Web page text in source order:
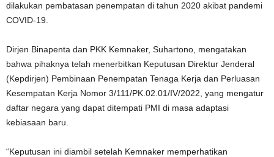
dilakukan pembatasan penempatan di tahun 2020 akibat pandemi
COVID-19.
Dirjen Binapenta dan PKK Kemnaker, Suhartono, mengatakan
bahwa pihaknya telah menerbitkan Keputusan Direktur Jenderal
(Kepdirjen) Pembinaan Penempatan Tenaga Kerja dan Perluasan
Kesempatan Kerja Nomor 3/111/PK.02.01/IV/2022, yang mengatur
daftar negara yang dapat ditempati PMI di masa adaptasi
kebiasaan baru.
“Keputusan ini diambil setelah Kemnaker memperhatikan